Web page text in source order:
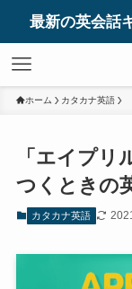
最新の英会話
ホーム カタカナ英語
「エイプリ
つくときの
カタカナ英語